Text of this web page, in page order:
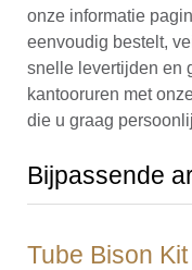
onze informatie
eenvoudig bestelt,
snelle levertijden en
kantooruren met
die u graag
Bijpassende
Tube Bison